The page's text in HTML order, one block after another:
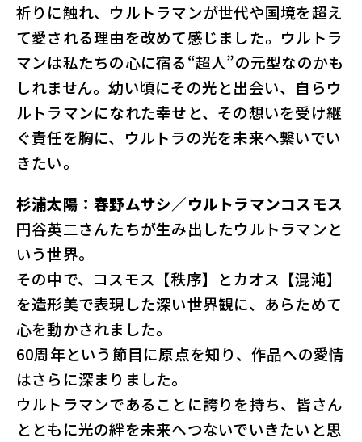
祈りに触れ、ウルトラマンが世代や国境を超え
て愛される理由を改めて感じました。ウルトラ
マンは私たちの心に宿る“超人”の元型なのかも
しれません。幼い頃にその光と出会い、自らウ
ルトラマンになれた幸せと、その想いを受け継
ぐ責任を胸に、ウルトラの光を未来へ繋いでい
きたい。
杉浦太陽：春野ムサシ／ウルトラマンコスモス
円谷英二さんたちが生み出したウルトラマンと
いう世界。
その中で、コスモス【秩序】とカオス【混沌】
を造形美で表現した深い世界観に、あらためて
心を動かされました。
60周年という節目に原点を知り、作品への愛情
はさらに深まりました。
ウルトラマンであることに誇りを持ち、皆さん
とともに光の絆を未来へつないでいきたいと思